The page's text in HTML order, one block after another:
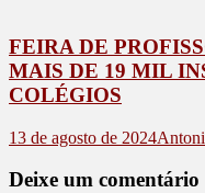
FEIRA DE
MAIS DE 19 MIL
COLÉGIOS
13 de agosto de 2024
Deixe um comentário